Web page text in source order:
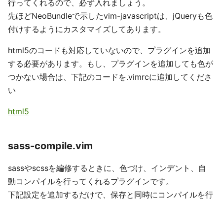
行ってくれるので、必ず入れましょう。
先ほどNeoBundleで示したvim-javascriptは、jQueryも色
付けするようにカスタマイズしてあります。
html5のコードも対応していないので、プラグインを追加
する必要があります。もし、プラグインを追加しても色が
つかない場合は、下記のコードを.vimrcに追加してくださ
い
html5
sass-compile.vim
sassやscssを編修するときに、色づけ、インデント、自
動コンパイルを行ってくれるプラグインです。
下記設定を追加するだけで、保存と同時にコンパイルを行